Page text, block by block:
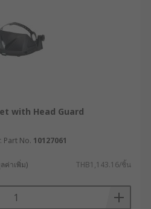
ดล้อมที่มีความชื้นสูง เช่น
ในพื้นที่เปิดโล่งที่อุณหภูมิ
ที่ใช้
อทั้งคุณภาพ ความทนทาน
าน ซึ่งวัสดุที่นิยมใช้ มีดังนี้
หรือ PC : ทน
กับงานที่มีความเสี่ยงสูง
บือนภาพ
ซชีลด์อะคริลิกมีความ
with Head Guard
Part No. 10127061
ค่าเพิ่ม) THB1,143.16/ชิ้น